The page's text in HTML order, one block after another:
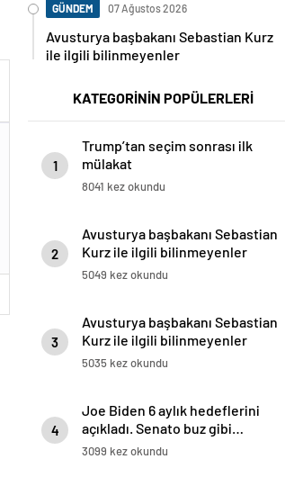
GÜNDEM 07 Ağustos 2026
Avusturya başbakanı Sebastian Kurz
ile ilgili bilinmeyenler
KATEGORİNİN POPÜLERLERİ
1
Trump’tan seçim sonrası ilk
mülakat
8041 kez okundu
2
Avusturya başbakanı Sebastian
Kurz ile ilgili bilinmeyenler
5049 kez okundu
3
Avusturya başbakanı Sebastian
Kurz ile ilgili bilinmeyenler
5035 kez okundu
4
Joe Biden 6 aylık hedeflerini
açıkladı. Senato buz gibi…
3099 kez okundu